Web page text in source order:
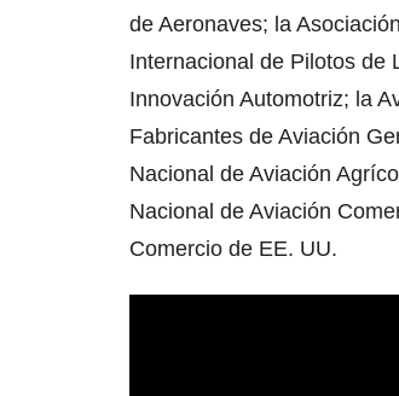
de Aeronaves; la
Internacional de Pilotos de
Innovación Automotriz; la
Fabricantes de Aviación
Nacional de Aviación
Nacional de Aviación
Comercio de EE. UU.